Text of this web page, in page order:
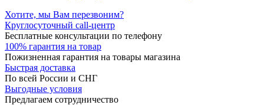
Хотите, мы Вам перезвоним?
Круглосуточный call-центр
Бесплатные консультации по телефону
100% гарантия на товар
Пожизненная гарантия на товары магазина
Быстрая доставка
По всей России и СНГ
Выгодные условия
Предлагаем сотрудничество